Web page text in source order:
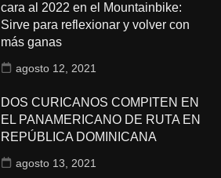
cara al 2022 en el Mountainbike:
Sirve para reflexionar y volver con
más ganas
agosto 12, 2021
DOS CURICANOS COMPITEN EN
EL PANAMERICANO DE RUTA EN
REPÚBLICA DOMINICANA
agosto 13, 2021